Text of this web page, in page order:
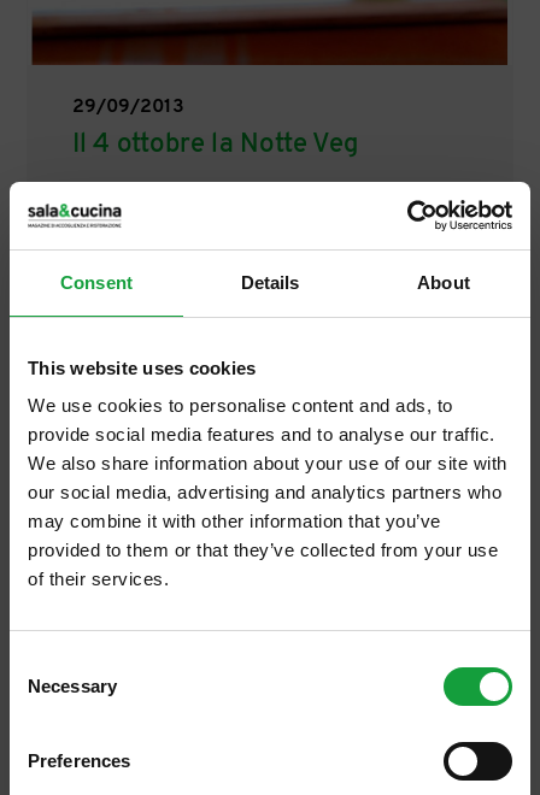
Consent Details About
This website uses cookies
We use cookies to personalise content and ads, to
provide social media features and to analyse our traffic.
We also share information about your use of our site with
our social media, advertising and analytics partners who
may combine it with other information that you’ve
provided to them or that they’ve collected from your use
of their services.
Selection
Necessary
Preferences
29/09/2013
Il 4 ottobre la Notte Veg
semplicemente incuriositi da questo tipo di
alimentazione e stile di vita, venerdì 4
ottobre in numerose parti d’Italia si svolge
ISCRIVITI ALLA NEWSLETTER
Resta aggiornato su tutte le ultime novita nel campo